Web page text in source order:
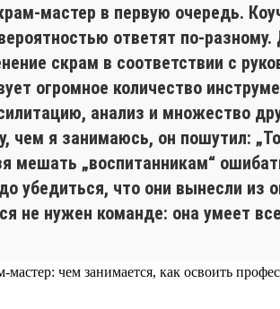
мастер в первую очередь.
ответят по-
скрам в соответствии с
огромное количество
анализ и множество
чем я занимаюсь, он пошутил:
мешать „воспитанникам“
убедиться, что они вынесли из
не нужен команде: она умеет